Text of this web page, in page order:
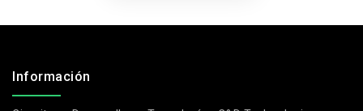
Información